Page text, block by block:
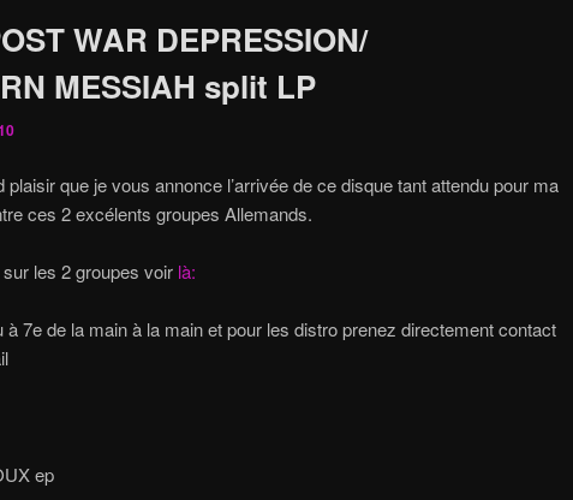
WAR DEPRESSION/
MESSIAH split LP
plaisir que je vous annonce l’arrivée de ce disque tant attendu pour ma
ces 2 excélents groupes Allemands.
sur les 2 groupes voir là:
à 7e de la main à la main et pour les distro prenez directement contact
ep